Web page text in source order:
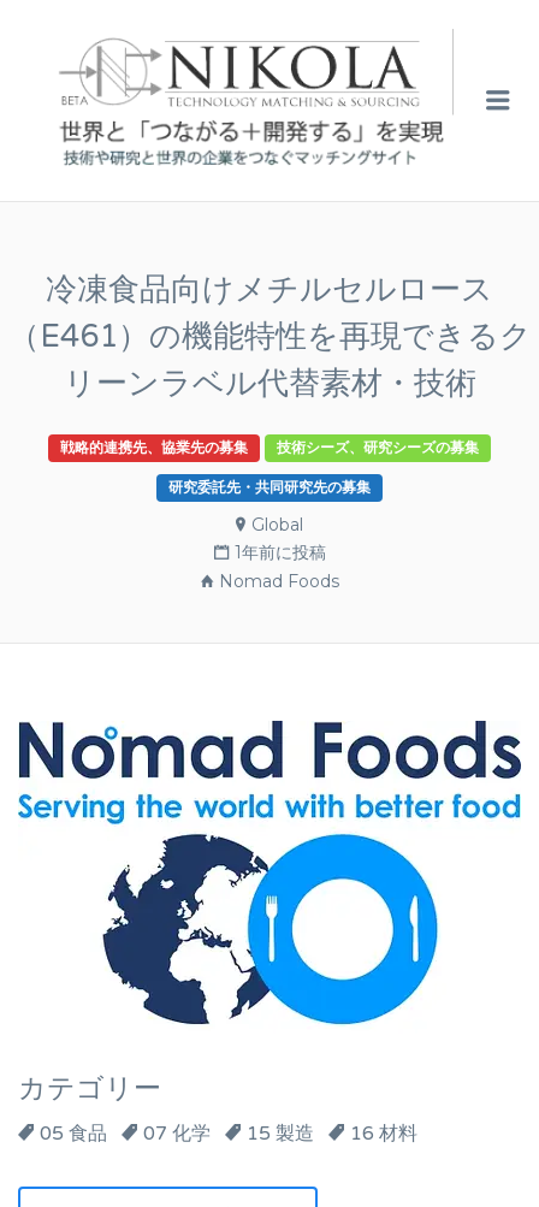
冷凍食品向けメチルセルロース
（E461）の機能特性を再現できるク
リーンラベル代替素材・技術
戦略的連携先、協業先の募集 技術シーズ、研究シーズの募集
研究委託先・共同研究先の募集
Global
1年前に投稿
Nomad Foods
カテゴリー
05 食品 07 化学 15 製造 16 材料